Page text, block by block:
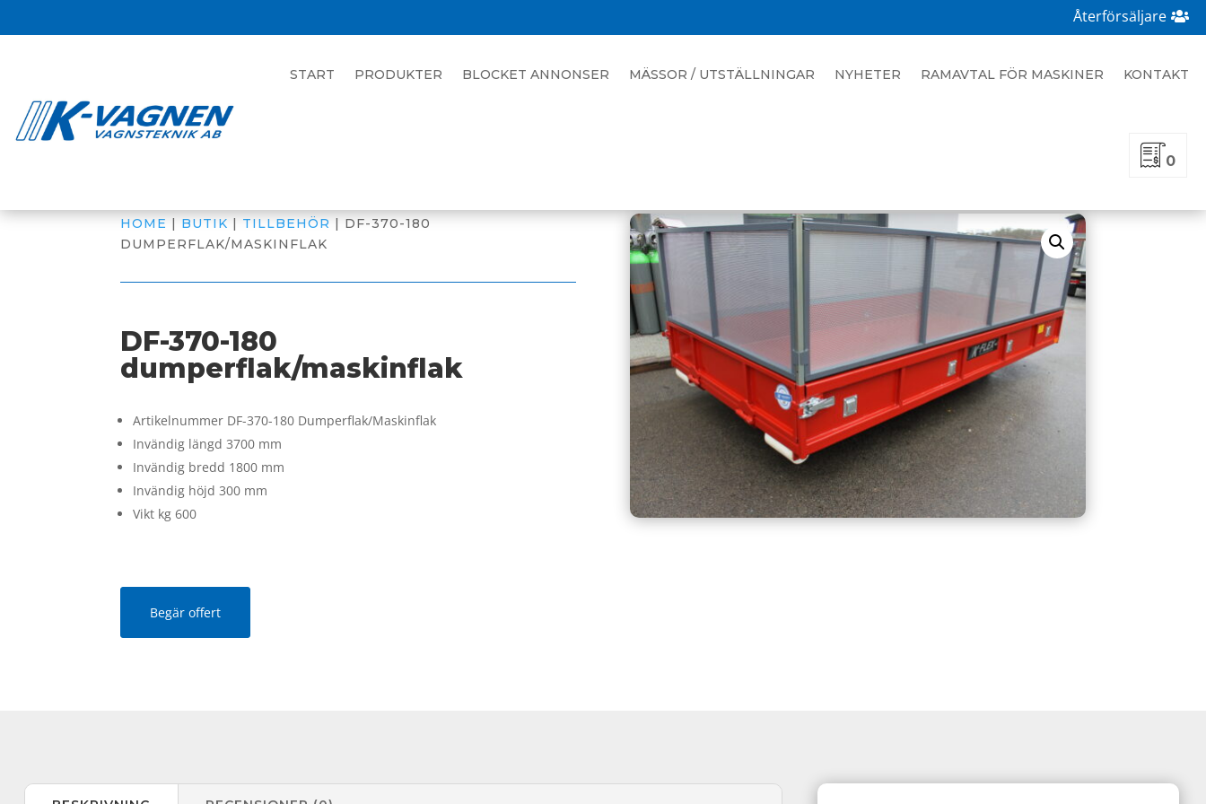
Återförsäljare
START PRODUKTER BLOCKET ANNONSER MÄSSOR / UTSTÄLLNINGAR NYHETER RAMAVTAL FÖR MASKINER KONTAKT
0
HOME | BUTIK | TILLBEHÖR | DF-370-180
DUMPERFLAK/MASKINFLAK
DF-370-180
dumperflak/maskinflak
Artikelnummer DF-370-180 Dumperflak/Maskinflak
Invändig längd 3700 mm
Invändig bredd 1800 mm
Invändig höjd 300 mm
Vikt kg 600
Begär offert